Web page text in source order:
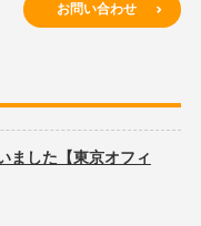
お問い合わせ
ました【東京オフィ